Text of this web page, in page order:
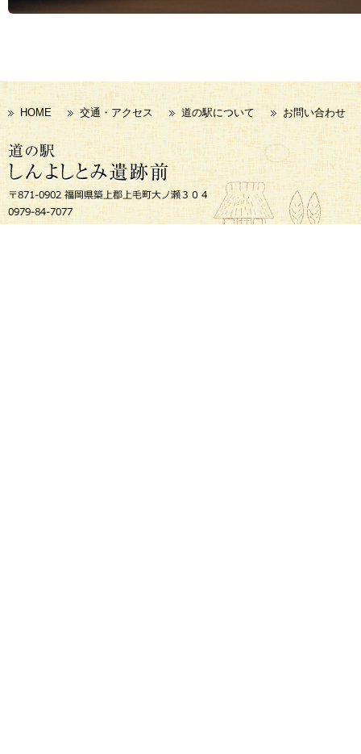
HOME 交通・アクセス 道の駅について お問い合わせ